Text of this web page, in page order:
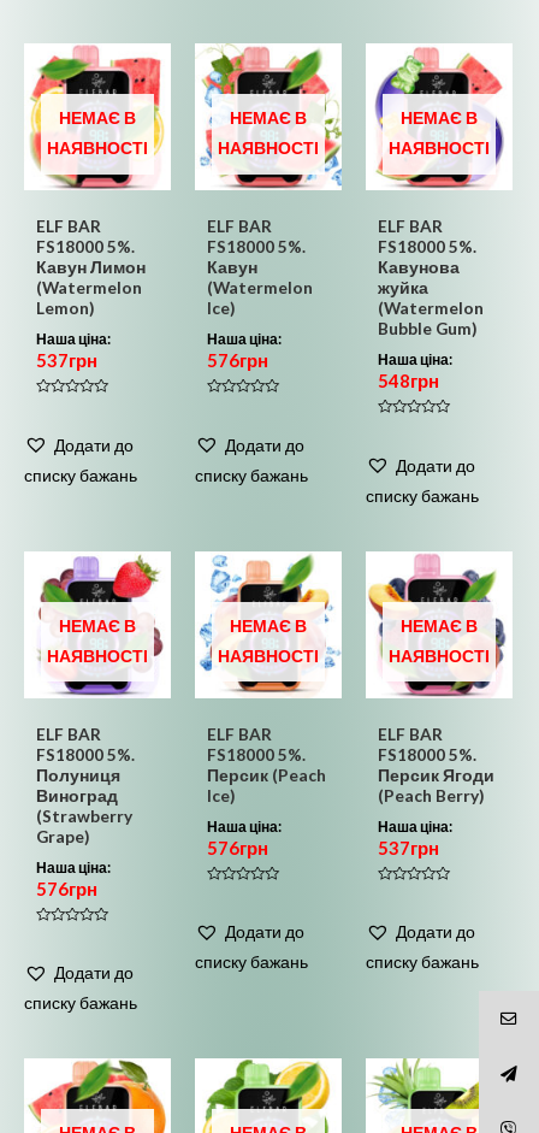
НЕМАЄ В
НАЯВНОСТІ
ELF BAR
FS18000 5%.
Кавун Лимон
(Watermelon
Lemon)
Наша ціна:
537грн
з
Додати до
списку бажань
НЕМАЄ В
НАЯВНОСТІ
ELF BAR
FS18000 5%.
Кавун
(Watermelon
Ice)
Наша ціна:
576грн
з
Додати до
списку бажань
НЕМАЄ В
НАЯВНОСТІ
ELF BAR
FS18000 5%.
Кавунова
жуйка
(Watermelon
Bubble Gum)
Наша ціна:
548грн
з
Додати до
списку бажань
НЕМАЄ В
НАЯВНОСТІ
ELF BAR
FS18000 5%.
Полуниця
Виноград
(Strawberry
Grape)
Наша ціна:
576грн
з
Додати до
списку бажань
НЕМАЄ В
НАЯВНОСТІ
ELF BAR
FS18000 5%.
Персик (Peach
Ice)
Наша ціна:
576грн
з
Додати до
списку бажань
НЕМАЄ В
НАЯВНОСТІ
ELF BAR
FS18000 5%.
Персик Ягоди
(Peach Berry)
Наша ціна:
537грн
з
Додати до
списку бажань